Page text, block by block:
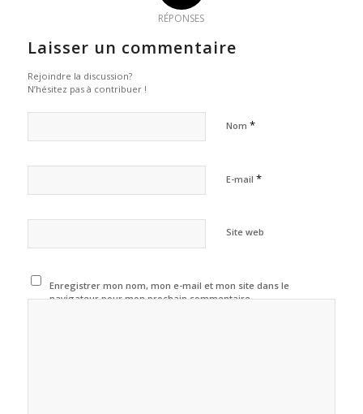
RÉPONSES
Laisser un commentaire
Rejoindre la discussion?
N’hésitez pas à contribuer !
Nom *
E-mail *
Site web
Enregistrer mon nom, mon e-mail et mon site dans le
navigateur pour mon prochain commentaire.